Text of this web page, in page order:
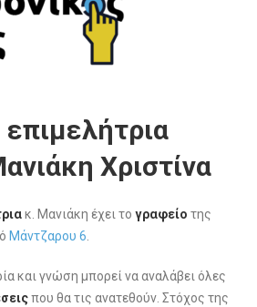
Χριστίνα
κ. Μανιάκη έχει το γραφείο της
Μάντζαρου 6.
και γνώση μπορεί να αναλάβει όλες
που θα τις ανατεθούν. Στόχος της